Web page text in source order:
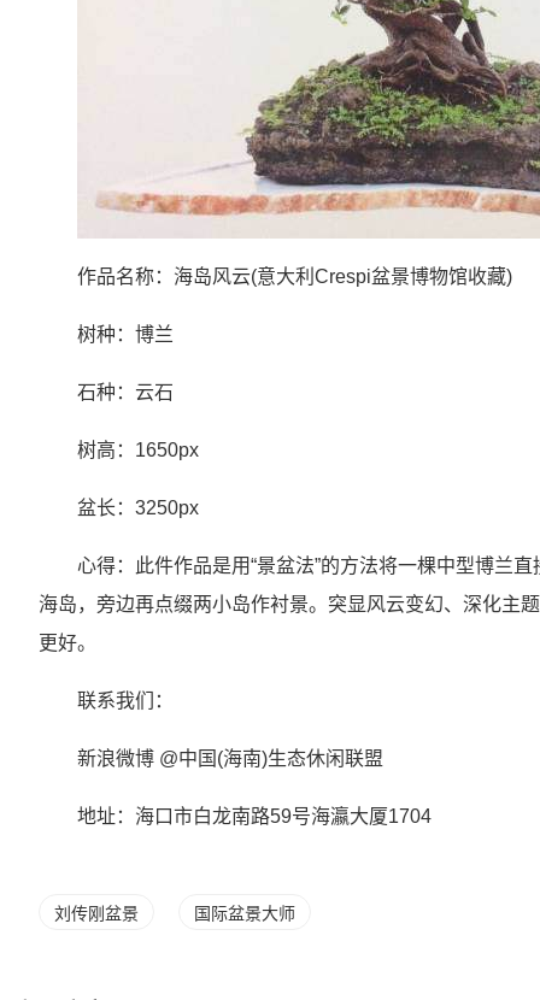
作品名称：海岛风云(意大利Crespi盆景博物馆收藏)
树种：博兰
石种：云石
树高：1650px
盆长：3250px
心得：此件作品是用“景盆法”的方法将一棵中型博兰
海岛，旁边再点缀两小岛作衬景。突显风云变幻、深化主
更好。
联系我们：
新浪微博 @中国(海南)生态休闲联盟
地址：海口市白龙南路59号海瀛大厦1704
刘传刚盆景 国际盆景大师